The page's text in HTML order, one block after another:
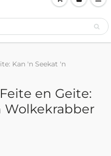
Kan 'n Seekat 'n
en Geite:
Wolkekrabber